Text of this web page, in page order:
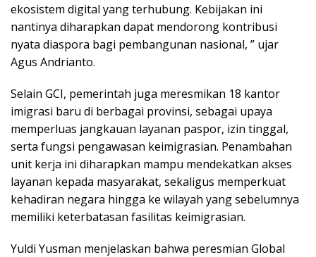
ekosistem digital yang terhubung. Kebijakan ini
nantinya diharapkan dapat mendorong kontribusi
nyata diaspora bagi pembangunan nasional, ” ujar
Agus Andrianto.
Selain GCI, pemerintah juga meresmikan 18 kantor
imigrasi baru di berbagai provinsi, sebagai upaya
memperluas jangkauan layanan paspor, izin tinggal,
serta fungsi pengawasan keimigrasian. Penambahan
unit kerja ini diharapkan mampu mendekatkan akses
layanan kepada masyarakat, sekaligus memperkuat
kehadiran negara hingga ke wilayah yang sebelumnya
memiliki keterbatasan fasilitas keimigrasian.
Yuldi Yusman menjelaskan bahwa peresmian Global